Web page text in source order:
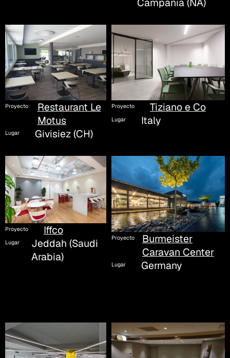
Proyecto
Restaurant Le
Motus
Lugar Givisiez (CH)
Proyecto Tiziano e Co
Lugar Italy
Proyecto Iffco
Lugar
Jeddah (Saudi
Arabia)
Proyecto
Burmeister
Caravan Center
Lugar Germany